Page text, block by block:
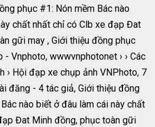
phục #1: Nón mềm Bác nào
chất nhất chỉ có Clb xe đạp Đat
gữi may , Giới thiệu đồng phục
Vnphoto, wwwvnphotonet › › Các
› Hội đạp xe chụp ảnh VNPhoto, 7
đăng - ‎4 tác giả, Giới thiệu đồng
nào biết ở đâu làm cái này chất
Đat Minh đồng, phục toàn gữi